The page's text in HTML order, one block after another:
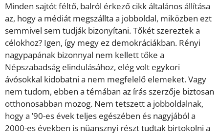
Minden sajtót féltő, balról érkező cikk általános állítása
az, hogy a médiát megszállta a jobboldal, miközben ezt
semmivel sem tudják bizonyítani. Tőkét szereztek a
célokhoz? Igen, így megy ez demokráciákban. Rényi
nagypapának bizonnyal nem kellett tőke a
Népszabadság elindulásához, elég volt egykori
ávósokkal kidobatni a nem megfelelő elemeket. Vagy
nem tudom, ebben a témában az írás szerzője biztosan
otthonosabban mozog. Nem tetszett a jobboldalnak,
hogy a ’90-es évek teljes egészében és nagyjából a
2000-es években is nüansznyi részt tudtak birtokolni a